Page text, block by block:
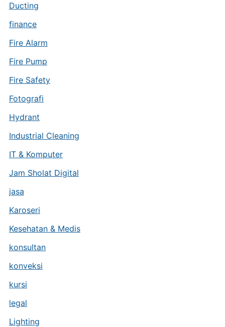
Ducting
finance
Fire Alarm
Fire Pump
Fire Safety
Fotografi
Hydrant
Industrial Cleaning
IT & Komputer
Jam Sholat Digital
jasa
Karoseri
Kesehatan & Medis
konsultan
konveksi
kursi
legal
Lighting